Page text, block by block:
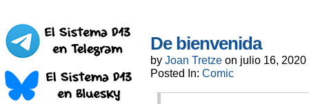
De bienvenida
by Joan Tretze on julio 16, 2020
Posted In: Comic